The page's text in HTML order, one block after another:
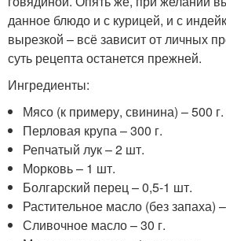
данное блюдо и с курицей, и с
вырезкой – всё зависит от личных
суть рецепта останется прежней.
Ингредиенты:
Мясо (к примеру, свинина) – 500 г.
Перловая крупа – 300 г.
Репчатый лук – 2 шт.
Морковь – 1 шт.
Болгарский перец – 0,5-1 шт.
Растительное масло (без запаха)
Сливочное масло – 30 г.